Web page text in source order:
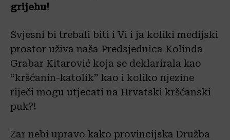
grijehu!
Svjesni bi trebali biti i Vi i ja koliki medijski
prostor uživa naša Predsjednica Kolinda
Grabar Kitarović koja se deklarirala kao
“kršćanin-katolik” kao i koliko njezine
riječi mogu utjecati na Hrvatski kršćanski
puk?!
Zar nebi upravo kako provincijska Družba